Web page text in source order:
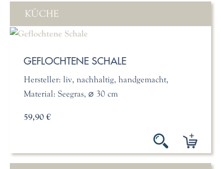
KÜCHE
GEFLOCHTENE SCHALE
Hersteller: liv, nachhaltig, handgemacht,
Material: Seegras, ⌀ 30 cm
59,90 €